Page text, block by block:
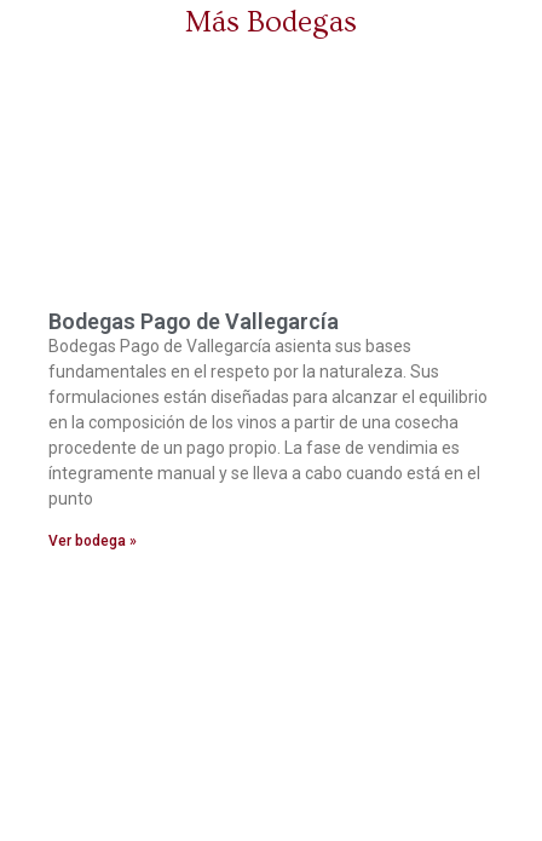
Más Bodegas
Bodegas Pago de Vallegarcía
Bodegas Pago de Vallegarcía asienta sus bases
fundamentales en el respeto por la naturaleza. Sus
formulaciones están diseñadas para alcanzar el equilibrio
en la composición de los vinos a partir de una cosecha
procedente de un pago propio. La fase de vendimia es
íntegramente manual y se lleva a cabo cuando está en el
punto
Ver bodega »